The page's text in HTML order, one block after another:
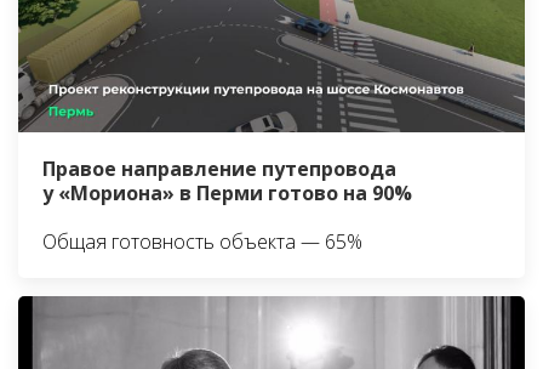
Правое направление путепровода
у «Мориона» в Перми готово на 90%
Общая готовность объекта — 65%